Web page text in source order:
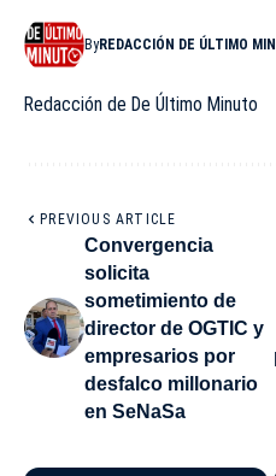
ByREDACCIÓN DE ÚLTIMO
Redacción de De Último Minuto
PREVIOUS ARTICLE
Convergencia
solicita
sometimiento de
director de OGTIC y
empresarios por
desfalco millonario
en SeNaSa